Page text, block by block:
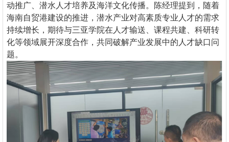
动推广、潜水人才培养及海洋文化传播。陈经理提到，随着
海南自贸港建设的推进，潜水产业对高素质专业人才的需求
持续增长，期待与三亚学院在人才输送、课程共建、科研转
化等领域展开深度合作，共同破解产业发展中的人才缺口问
题。